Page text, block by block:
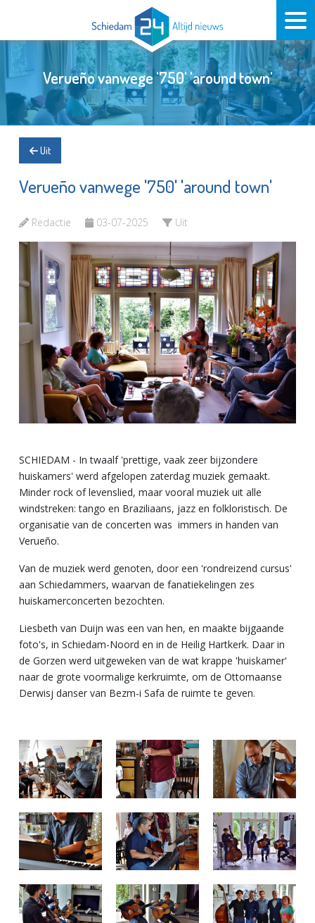
Verueño vanwege '750' 'around town'
Uit
Verueño vanwege '750' 'around town'
Redactie 03-07-2025 Uit
SCHIEDAM - In twaalf 'prettige, vaak zeer bijzondere
huiskamers' werd afgelopen zaterdag muziek gemaakt.
Minder rock of levenslied, maar vooral muziek uit alle
windstreken: tango en Braziliaans, jazz en folkloristisch. De
organisatie van de concerten was immers in handen van
Verueño.
Van de muziek werd genoten, door een 'rondreizend cursus'
aan Schiedammers, waarvan de fanatiekelingen zes
huiskamerconcerten bezochten.
Liesbeth van Duijn was een van hen, en maakte bijgaande
foto's, in Schiedam-Noord en in de Heilig Hartkerk. Daar in
de Gorzen werd uitgeweken van de wat krappe 'huiskamer'
naar de grote voormalige kerkruimte, om de Ottomaanse
Derwisj danser van Bezm-i Safa de ruimte te geven.